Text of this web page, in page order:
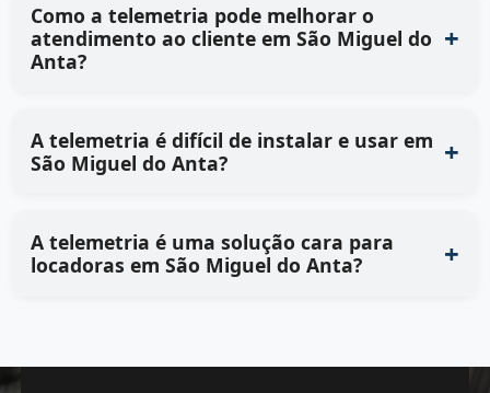
Como a telemetria pode melhorar o
atendimento ao cliente em São Miguel do
Anta?
A telemetria é difícil de instalar e usar em
São Miguel do Anta?
A telemetria é uma solução cara para
locadoras em São Miguel do Anta?